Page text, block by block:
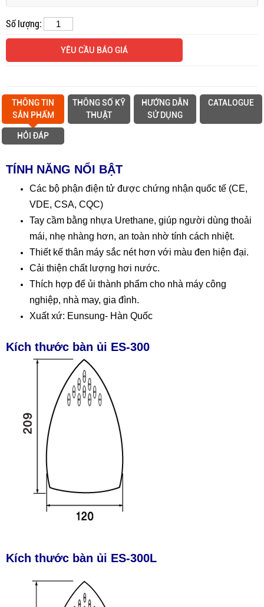
Số lượng:
YÊU CẦU BÁO GIÁ
THÔNG TIN
SẢN PHẨM
THÔNG SỐ KỸ
THUẬT
HƯỚNG DẪN
SỬ DỤNG
CATALOGUE
HỎI ĐÁP
TÍNH NĂNG NỔI BẬT
Các bộ phận điện tử được chứng nhận quốc tế (CE,
VDE, CSA, CQC)
Tay cầm bằng nhựa Urethane, giúp người dùng thoải
mái, nhẹ nhàng hơn, an toàn nhờ tính cách nhiệt.
Thiết kế thân máy sắc nét hơn với màu đen hiện đại.
Cải thiện chất lượng hơi nước.
Thích hợp để ủi thành phẩm cho nhà máy công
nghiệp, nhà may, gia đình.
Xuất xứ: Eunsung- Hàn Quốc
Kích thước bàn ủi ES-300
Kích thước bàn ủi ES-300L